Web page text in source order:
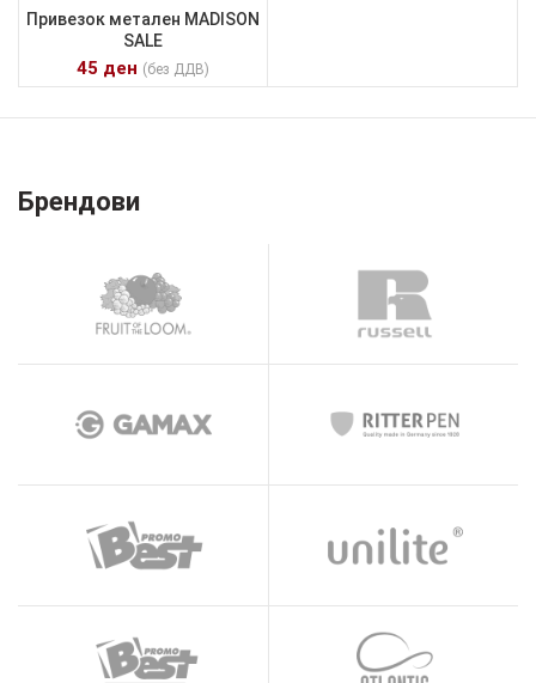
Привезок метален MADISON
SALE
45 ден (без ДДВ)
Брендови